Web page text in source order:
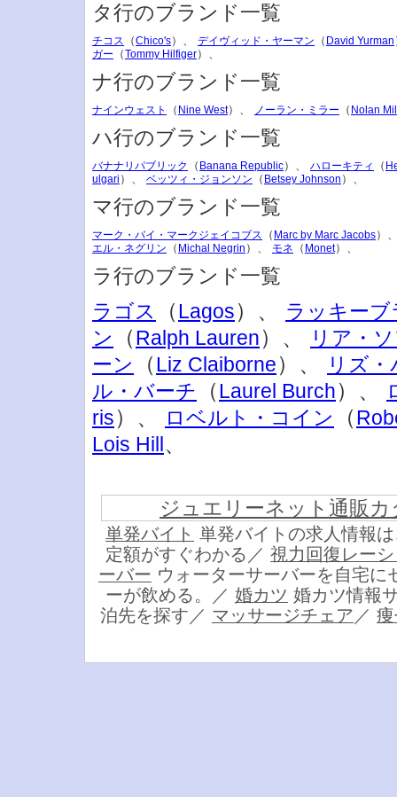
タ行のブランド一覧
チコス （Chico's）、 デイヴィッド・ヤーマン （ David Yurman
ガー （Tommy Hilfiger）、
ナ行のブランド一覧
ナインウェスト （ Nine West）、 ノーラン・ミラー （ Nolan
ハ行のブランド一覧
バナナリパブリック （ Banana Republic）、 ハローキティ （
ulgari ）、 ベッツィ・ジョンソン （ Betsey Johnson ）、
マ行のブランド一覧
マーク・バイ・マークジェイコブス （ Marc by Marc Jacobs）
エル・ネグリン （ Michal Negrin ）、 モネ （ Monet）、
ラ行のブランド一覧
ラゴス
（Lagos）、
ラッキー
ン
（Ralph Lauren）、
リア・
ーン
（Liz Claiborne）、
リズ
ル・バーチ
（Laurel Burch）、
ris）、 ロベルト・コイン （
Lois Hill、
ジュエリーネット通販
単発バイト 単発バイトの求人情報
定額がすぐわかる／ 視力回復レー
ーバー ウォーターサーバーを自宅
ーが飲める。／ 婚カツ 婚カツ情報
泊先を探す／ マッサージチェア ／